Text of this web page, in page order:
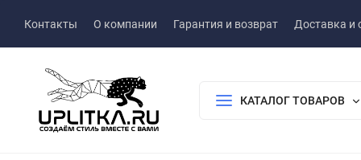
Контакты О компании Гарантия и возврат Доставка и
КАТАЛОГ ТОВАРОВ